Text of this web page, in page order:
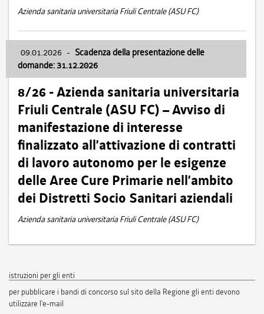
Azienda sanitaria universitaria Friuli Centrale (ASU FC)
09.01.2026 - Scadenza della presentazione delle
domande: 31.12.2026
8/26 - Azienda sanitaria universitaria
Friuli Centrale (ASU FC) – Avviso di
manifestazione di interesse
finalizzato all’attivazione di contratti
di lavoro autonomo per le esigenze
delle Aree Cure Primarie nell’ambito
dei Distretti Socio Sanitari aziendali
Azienda sanitaria universitaria Friuli Centrale (ASU FC)
istruzioni per gli enti
per pubblicare i bandi di concorso sul sito della Regione gli enti devono
utilizzare l'e-mail